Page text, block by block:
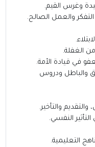
وغرس القيم.
والعمل الصالح.
الغفلة.
في قيادة الأمة.
والباطل ودروس
والتأخير.
النفسي.
التعليمية.